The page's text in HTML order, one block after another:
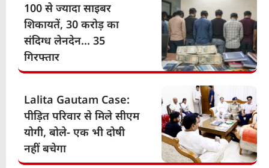
100 से ज्यादा साइबर
शिकायतें, 30 करोड़ का
संदिग्ध लेनदेन… 35
गिरफ्तार
Lalita Gautam Case:
पीड़ित परिवार से मिले सीएम
योगी, बोले- एक भी दोषी
नहीं बचेगा